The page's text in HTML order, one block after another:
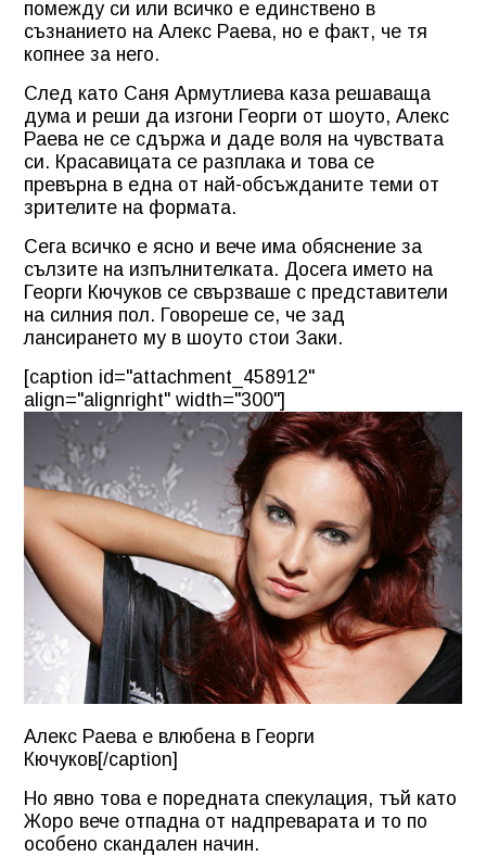
помежду си или всичко е единствено в
съзнанието на Алекс Раева, но е факт, че тя
копнее за него.
След като Саня Армутлиева каза решаваща
дума и реши да изгони Георги от шоуто, Алекс
Раева не се сдържа и даде воля на чувствата
си. Красавицата се разплака и това се
превърна в една от най-обсъжданите теми от
зрителите на формата.
Сега всичко е ясно и вече има обяснение за
сълзите на изпълнителката. Досега името на
Георги Кючуков се свързваше с представители
на силния пол. Говореше се, че зад
лансирането му в шоуто стои Заки.
[caption id="attachment_458912"
align="alignright" width="300"]
Алекс Раева е влюбена в Георги
Кючуков[/caption]
Но явно това е поредната спекулация, тъй като
Жоро вече отпадна от надпреварата и то по
особено скандален начин.